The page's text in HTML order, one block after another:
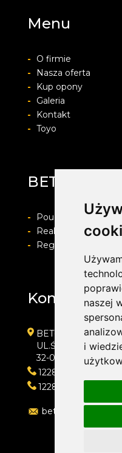
naszej
i
Menu
-
O firmie
-
Nasza oferta
-
Kup opony
-
Galeria
-
Kontakt
- Toyo
BET-POL
-
Pouczenie o prawie
-
Realizacja
-
Regulamin i
Kontakt
BET-POL
32-020 WIELICZKA
122882550
122882550
betpol@interia.pl